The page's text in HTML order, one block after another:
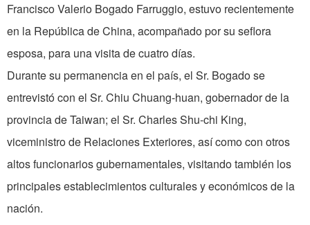
Francisco Valerio Bogado Farruggio, estuvo recientemente
en la República de China, acompañado por su seflora
esposa, para una visita de cuatro días.
Durante su permanencia en el país, el Sr. Bogado se
entrevistó con el Sr. Chiu Chuang-huan, gobernador de la
provincia de Taiwan; el Sr. Charles Shu-chi King,
viceministro de Relaciones Exteriores, así como con otros
altos funcionarios gubernamentales, visitando también los
principales establecimientos culturales y económicos de la
nación.